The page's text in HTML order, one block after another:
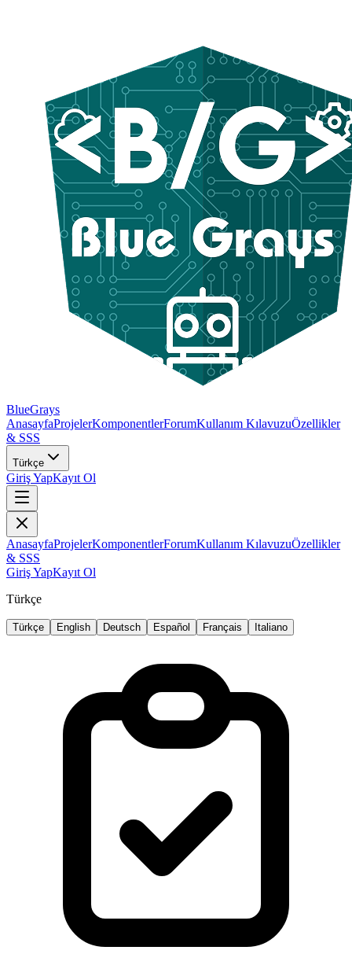
BlueGrays
AnasayfaProjelerKomponentlerForumKullanım KılavuzuÖzellikler
& SSS
Türkçe
Giriş YapKayıt Ol
AnasayfaProjelerKomponentlerForumKullanım KılavuzuÖzellikler
& SSS
Giriş YapKayıt Ol
Türkçe
Türkçe English Deutsch Español Français Italiano